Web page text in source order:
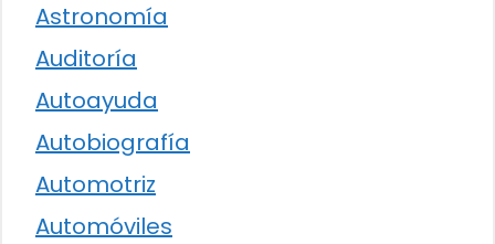
Astronomía
Auditoría
Autoayuda
Autobiografía
Automotriz
Automóviles